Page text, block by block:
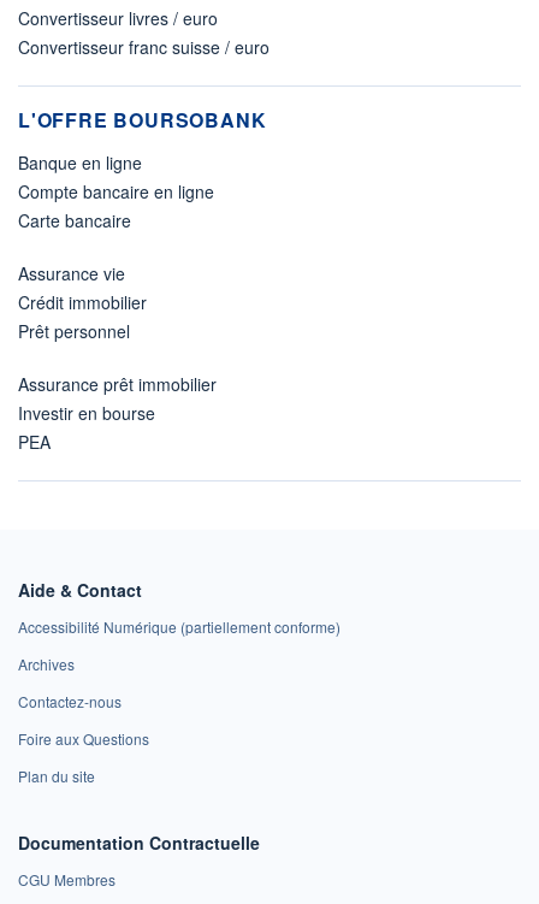
Convertisseur livres / euro
Convertisseur franc suisse / euro
L'OFFRE BOURSOBANK
Banque en ligne
Compte bancaire en ligne
Carte bancaire
Assurance vie
Crédit immobilier
Prêt personnel
Assurance prêt immobilier
Investir en bourse
PEA
Aide & Contact
Accessibilité Numérique (partiellement conforme)
Archives
Contactez-nous
Foire aux Questions
Plan du site
Documentation Contractuelle
CGU Membres